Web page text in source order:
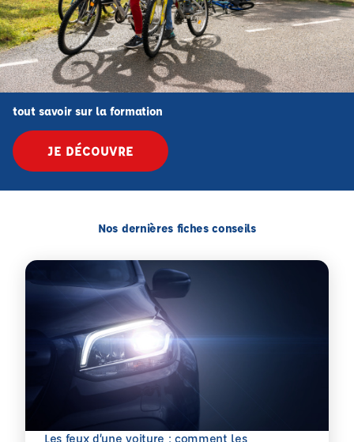
tout savoir sur la formation
JE DÉCOUVRE
Nos dernières fiches conseils
Les feux d’une voiture : comment les